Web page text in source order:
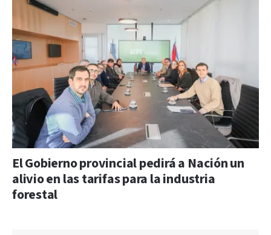
El Gobierno provincial pedirá a Nación un
alivio en las tarifas para la industria
forestal